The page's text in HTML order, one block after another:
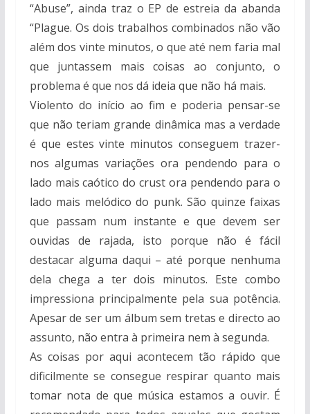
“Abuse”, ainda traz o EP de estreia da abanda
“Plague. Os dois trabalhos combinados não vão
além dos vinte minutos, o que até nem faria mal
que juntassem mais coisas ao conjunto, o
problema é que nos dá ideia que não há mais.
Violento do início ao fim e poderia pensar-se
que não teriam grande dinâmica mas a verdade
é que estes vinte minutos conseguem trazer-
nos algumas variações ora pendendo para o
lado mais caótico do crust ora pendendo para o
lado mais melódico do punk. São quinze faixas
que passam num instante e que devem ser
ouvidas de rajada, isto porque não é fácil
destacar alguma daqui – até porque nenhuma
dela chega a ter dois minutos. Este combo
impressiona principalmente pela sua potência.
Apesar de ser um álbum sem tretas e directo ao
assunto, não entra à primeira nem à segunda.
As coisas por aqui acontecem tão rápido que
dificilmente se consegue respirar quanto mais
tomar nota de que música estamos a ouvir. É